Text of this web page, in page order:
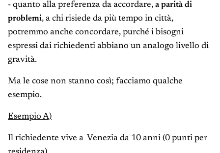
- quanto alla preferenza da accordare, a parità di
problemi, a chi risiede da più tempo in città,
potremmo anche concordare, purché i bisogni
espressi dai richiedenti abbiano un analogo livello di
gravità.
Ma le cose non stanno così; facciamo qualche
esempio.
Esempio A)
Il richiedente vive a Venezia da 10 anni (0 punti per